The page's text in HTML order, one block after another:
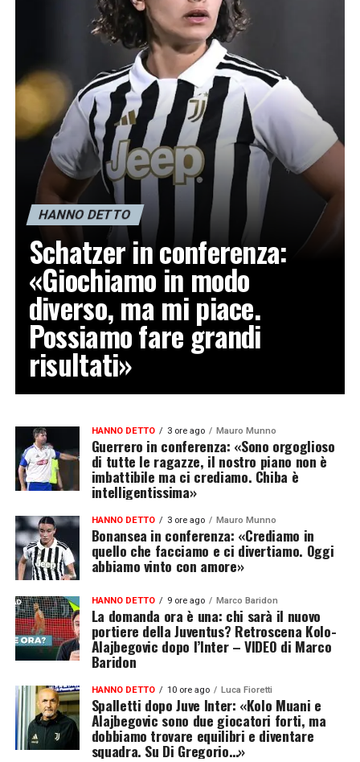
HANNO DETTO
Schatzer in conferenza:
«Giochiamo in modo
diverso, ma mi piace.
Possiamo fare grandi
risultati»
HANNO DETTO 3 ore ago Mauro Munno
Guerrero in conferenza: «Sono orgoglioso
di tutte le ragazze, il nostro piano non è
imbattibile ma ci crediamo. Chiba è
intelligentissima»
HANNO DETTO 3 ore ago Mauro Munno
Bonansea in conferenza: «Crediamo in
quello che facciamo e ci divertiamo. Oggi
abbiamo vinto con amore»
HANNO DETTO 9 ore ago Marco Baridon
La domanda ora è una: chi sarà il nuovo
portiere della Juventus? Retroscena Kolo-
Alajbegovic dopo l’Inter – VIDEO di Marco
Baridon
HANNO DETTO 10 ore ago Luca Fioretti
Spalletti dopo Juve Inter: «Kolo Muani e
Alajbegovic sono due giocatori forti, ma
dobbiamo trovare equilibri e diventare
squadra. Su Di Gregorio…»